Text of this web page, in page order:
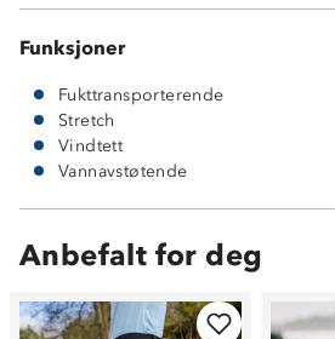
Funksjoner
Fukttransporterende
Stretch
Vindtett
Vannavstøtende
Anbefalt for deg